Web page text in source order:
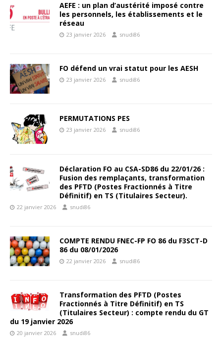
AEFE : un plan d’austérité imposé contre
les personnels, les établissements et le
réseau
23 janvier 2026 snudi86
FO défend un vrai statut pour les AESH
23 janvier 2026 snudi86
PERMUTATIONS PES
23 janvier 2026 snudi86
Déclaration FO au CSA-SD86 du 22/01/26 :
Fusion des remplaçants, transformation
des PFTD (Postes Fractionnés à Titre
Définitif) en TS (Titulaires Secteur).
22 janvier 2026 snudi86
COMPTE RENDU FNEC-FP FO 86 du F3SCT-D
86 du 08/01/2026
22 janvier 2026 snudi86
Transformation des PFTD (Postes
Fractionnés à Titre Définitif) en TS
(Titulaires Secteur) : compte rendu du GT
du 19 janvier 2026
20 janvier 2026 snudi86